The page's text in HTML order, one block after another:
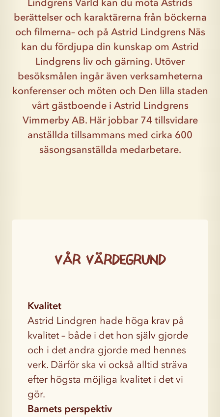
Lindgrens Värld kan du möta Astrids
berättelser och karaktärerna från böckerna
och filmerna– och på Astrid Lindgrens Näs
kan du fördjupa din kunskap om Astrid
Lindgrens liv och gärning. Utöver
besöksmålen ingår även verksamheterna
konferenser och möten och Den lilla staden
vårt gästboende i Astrid Lindgrens
Vimmerby AB. Här jobbar 74 tillsvidare
anställda tillsammans med cirka 600
säsongsanställda medarbetare.
Vår värdegrund
Kvalitet
Astrid Lindgren hade höga krav på
kvalitet – både i det hon själv gjorde
och i det andra gjorde med hennes
verk. Därför ska vi också alltid sträva
efter högsta möjliga kvalitet i det vi
gör.
Barnets perspektiv